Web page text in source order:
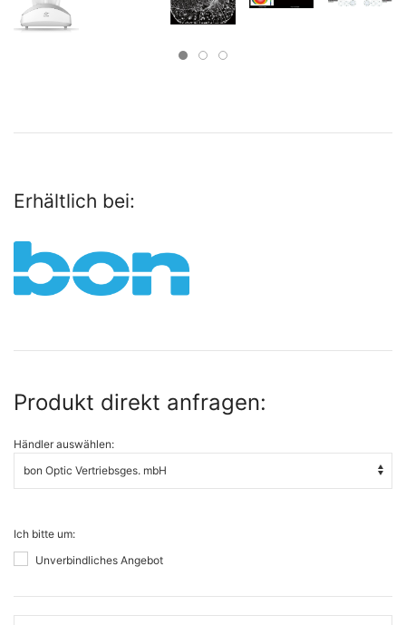
Erhältlich bei:
Produkt direkt anfragen:
Händler auswählen:
Ich bitte um:
Unverbindliches Angebot